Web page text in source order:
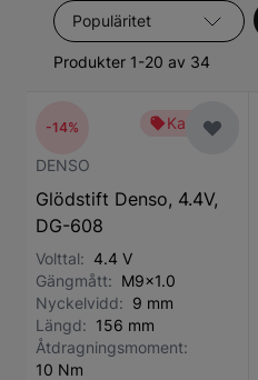
Sortera efter
Produkter 1-20 av 34
Kampanj
DENSO
Glödstift Denso, 4.4V,
DG-608
Volttal: 4.4 V
Gängmått: M9x1.0
Nyckelvidd: 9 mm
Längd: 156 mm
Åtdragningsmoment:
10 Nm
-14%